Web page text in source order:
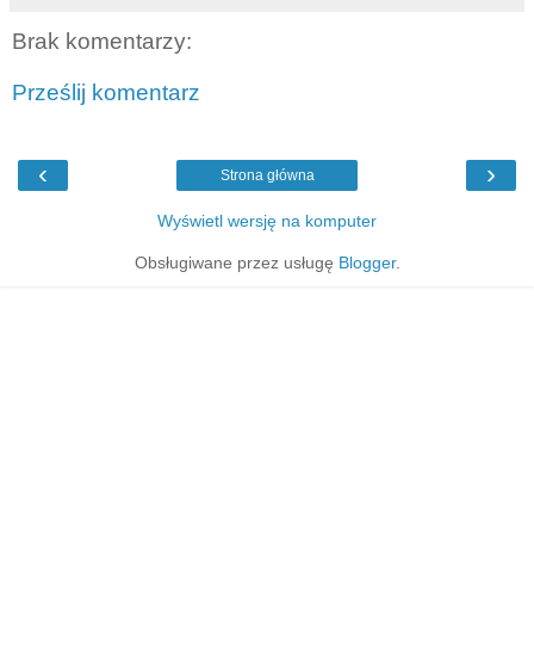
Brak komentarzy:
Prześlij komentarz
‹ ›
Strona główna
Wyświetl wersję na komputer
Obsługiwane przez usługę Blogger.